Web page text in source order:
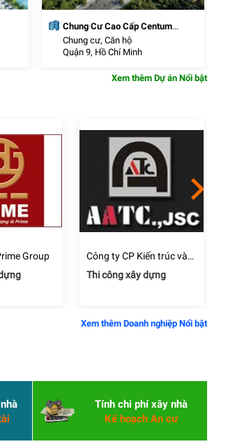
Chung Cư Cao Cấp Centum
Wealth
Chung cư, Căn hộ
Quận 9, Hồ Chí Minh
Xem thêm Dự án Nổi bật
Group
Công ty CP Kiến trúc và
bộ AATC
Thi công xây dựng
Xem thêm Doanh nghiệp Nổi bật
Tính chi phí xây nhà
Kế hoạch An cư